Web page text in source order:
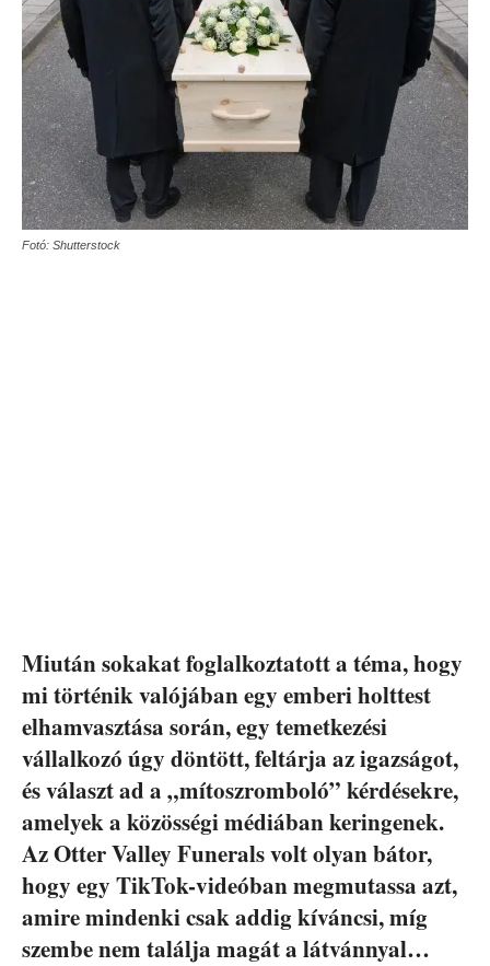
Fotó: Shutterstock
Miután sokakat foglalkoztatott a téma, hogy
mi történik valójában egy emberi holttest
elhamvasztása során, egy temetkezési
vállalkozó úgy döntött, feltárja az igazságot,
és választ ad a „mítoszromboló” kérdésekre,
amelyek a közösségi médiában keringenek.
Az Otter Valley Funerals volt olyan bátor,
hogy egy TikTok-videóban megmutassa azt,
amire mindenki csak addig kíváncsi, míg
szembe nem találja magát a látvánnyal…